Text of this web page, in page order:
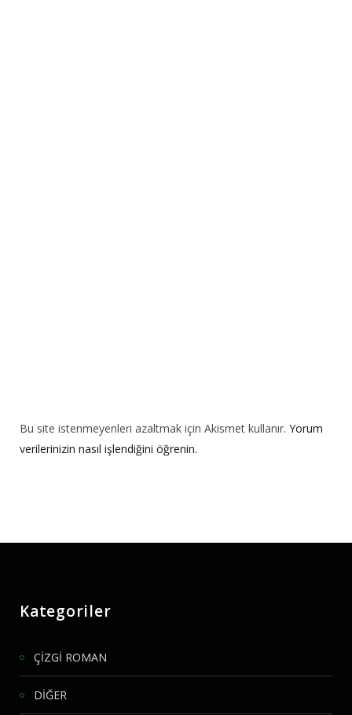
Bu site istenmeyenleri azaltmak için Akismet kullanır. Yorum
verilerinizin nasıl işlendiğini öğrenin.
Kategoriler
ÇİZGİ ROMAN
DİĞER